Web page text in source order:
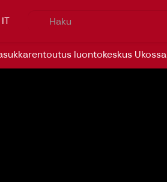
IT
luontokeskus Ukossa